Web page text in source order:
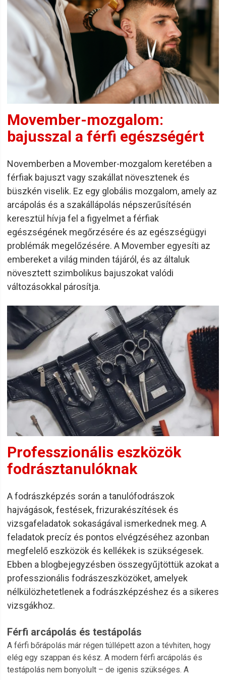
Movember-mozgalom:
bajusszal a férfi egészségért
Novemberben a Movember-mozgalom keretében a
férfiak bajuszt vagy szakállat növesztenek és
büszkén viselik. Ez egy globális mozgalom, amely az
arcápolás és a szakállápolás népszerűsítésén
keresztül hívja fel a figyelmet a férfiak
egészségének megőrzésére és az egészségügyi
problémák megelőzésére. A Movember egyesíti az
embereket a világ minden tájáról, és az általuk
növesztett szimbolikus bajuszokat valódi
változásokkal párosítja.
Professzionális eszközök
fodrásztanulóknak
A fodrászképzés során a tanulófodrászok
hajvágások, festések, frizurakészítések és
vizsgafeladatok sokaságával ismerkednek meg. A
feladatok precíz és pontos elvégzéséhez azonban
megfelelő eszközök és kellékek is szükségesek.
Ebben a blogbejegyzésben összegyűjtöttük azokat a
professzionális fodrászeszközöket, amelyek
nélkülözhetetlenek a fodrászképzéshez és a sikeres
vizsgákhoz.
Férfi arcápolás és testápolás
A férfi bőrápolás már régen túllépett azon a tévhiten, hogy
elég egy szappan és kész. A modern férfi arcápolás és
testápolás nem bonyolult – de igenis szükséges. A